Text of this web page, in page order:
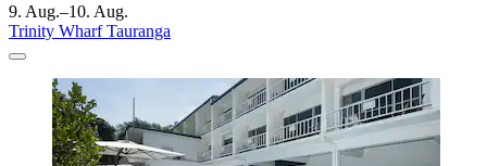
9. Aug.–10. Aug.
Trinity Wharf Tauranga